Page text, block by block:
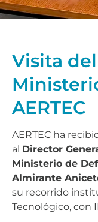
Visita
AERTEC
AERTEC ha
al Director
Ministerio de
Almirante
su recorrido
Tecnológico, con